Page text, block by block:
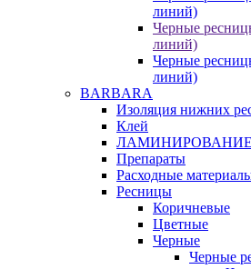
линий)
Черные
линий)
Черные
линий)
BARBARA
Изоляция нижних
Клей
Препараты
Расходные
Ресницы
Коричневые
Цветные
Черные
Черные